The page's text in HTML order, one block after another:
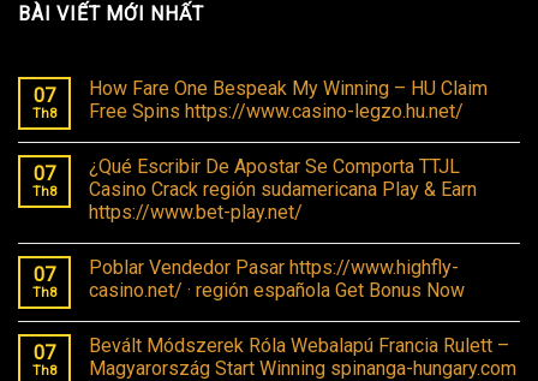
BÀI VIẾT MỚI NHẤT
07
Th8
How Fare One Bespeak My Winning – HU Claim
Free Spins https://www.casino-legzo.hu.net/
07
Th8
¿Qué Escribir De Apostar Se Comporta TTJL
Casino Crack región sudamericana Play & Earn
https://www.bet-play.net/
07
Th8
Poblar Vendedor Pasar https://www.highfly-
casino.net/ · región española Get Bonus Now
07
Th8
Bevált Módszerek Róla Webalapú Francia Rulett –
Magyarország Start Winning spinanga-hungary.com